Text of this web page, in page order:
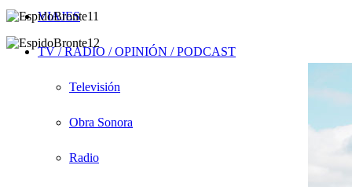
VIAJES
TV / RADIO / OPINIÓN / PODCAST
Televisión
Obra Sonora
Radio